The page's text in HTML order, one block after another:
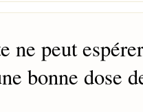
ne peut
bonne dose